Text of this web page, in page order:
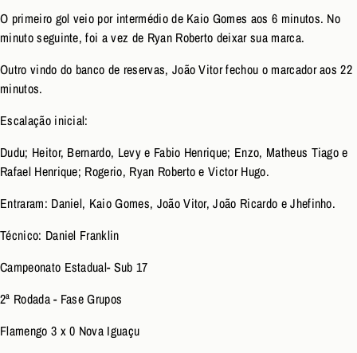
O primeiro gol veio por intermédio de Kaio Gomes aos 6 minutos. No
minuto seguinte, foi a vez de Ryan Roberto deixar sua marca.
Outro vindo do banco de reservas, João Vitor fechou o marcador aos 22
minutos.
Escalação inicial:
Dudu; Heitor, Bernardo, Levy e Fabio Henrique; Enzo, Matheus Tiago e
Rafael Henrique; Rogerio, Ryan Roberto e Victor Hugo.
Entraram: Daniel, Kaio Gomes, João Vitor, João Ricardo e Jhefinho.
Técnico: Daniel Franklin
Campeonato Estadual- Sub 17
2ª Rodada - Fase Grupos
Flamengo 3 x 0 Nova Iguaçu